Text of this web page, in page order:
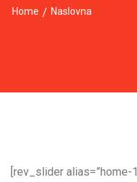
Home / Naslovna
[rev_slider alias=”home-